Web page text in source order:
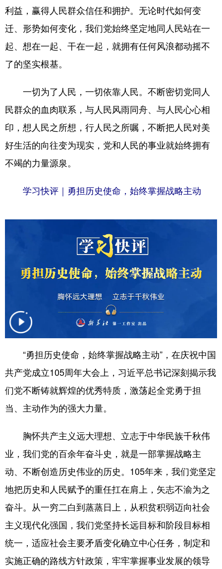
利益，赢得人民群众信任和拥护。无论时代如何变
迁、形势如何变化，我们党始终坚定地同人民站在一
起、想在一起、干在一起，就拥有任何风浪都动摇不
了的坚实根基。
一切为了人民，一切依靠人民。不断密切党同人
民群众的血肉联系，与人民风雨同舟、与人民心心相
印，想人民之所想，行人民之所嘱，不断把人民对美
好生活的向往变为现实，党和人民的事业就始终拥有
不竭的力量源泉。
学习快评｜勇担历史使命，始终掌握战略主动
“勇担历史使命，始终掌握战略主动”，在庆祝中国
共产党成立105周年大会上，习近平总书记深刻揭示我
们党不断铸就辉煌的优秀特质，激荡起全党勇于担
当、主动作为的强大力量。
胸怀共产主义远大理想、立志于中华民族千秋伟
业，我们党的百余年奋斗史，就是一部掌握战略主
动、不断创造历史伟业的历史。105年来，我们党坚定
地把历史和人民赋予的重任扛在肩上，矢志不渝为之
奋斗。从一穷二白到蒸蒸日上，从积贫积弱迈向社会
主义现代化强国，我们党坚持长远目标和阶段目标相
统一，适应社会主要矛盾变化确立中心任务，制定和
实施正确的路线方针政策，牢牢掌握事业发展的领导